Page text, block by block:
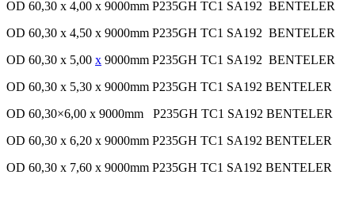
OD 60,30 x 4,00 x 9000mm P235GH TC1 SA192 BENTELER
OD 60,30 x 4,50 x 9000mm P235GH TC1 SA192 BENTELER
OD 60,30 x 5,00 x 9000mm P235GH TC1 SA192 BENTELER
OD 60,30 x 5,30 x 9000mm P235GH TC1 SA192 BENTELER
OD 60,30×6,00 x 9000mm P235GH TC1 SA192 BENTELER
OD 60,30 x 6,20 x 9000mm P235GH TC1 SA192 BENTELER
OD 60,30 x 7,60 x 9000mm P235GH TC1 SA192 BENTELER